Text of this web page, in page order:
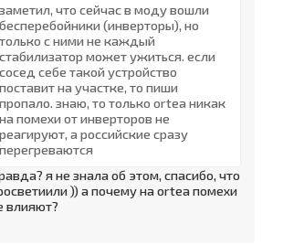
заметил, что сейчас в моду вошли
бесперебойники (инверторы), но
только с ними не каждый
стабилизатор может ужиться. если
сосед себе такой устройство
поставит на участке, то пиши
пропало. знаю, то только ortea никак
на помехи от инверторов не
реагируют, а российские сразу
перегреваются
я не знала об этом, спасибо, что
)) а почему на ortea помехи
влияют?